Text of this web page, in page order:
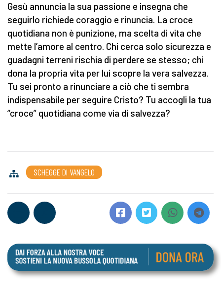
Gesù annuncia la sua passione e insegna che
seguirlo richiede coraggio e rinuncia. La croce
quotidiana non è punizione, ma scelta di vita che
mette l’amore al centro. Chi cerca solo sicurezza e
guadagni terreni rischia di perdere se stesso; chi
dona la propria vita per lui scopre la vera salvezza.
Tu sei pronto a rinunciare a ciò che ti sembra
indispensabile per seguire Cristo? Tu accogli la tua
“croce” quotidiana come via di salvezza?
SCHEGGE DI VANGELO